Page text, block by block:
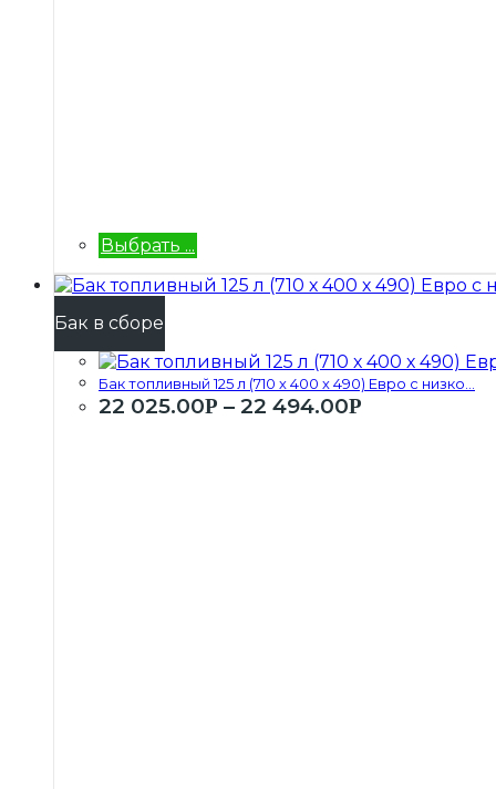
Выбрать ...
Бак в сборе
Бак топливный 125 л (710 х 400 х 490) Евро с низко...
22 025.00Р – 22 494.00Р